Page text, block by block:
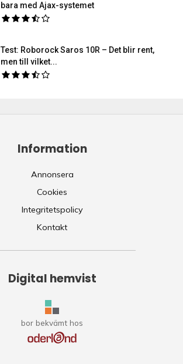
bara med Ajax-systemet
Test: Roborock Saros 10R – Det blir rent,
men till vilket...
Information
Annonsera
Cookies
Integritetspolicy
Kontakt
Digital hemvist
bor bekvämt hos